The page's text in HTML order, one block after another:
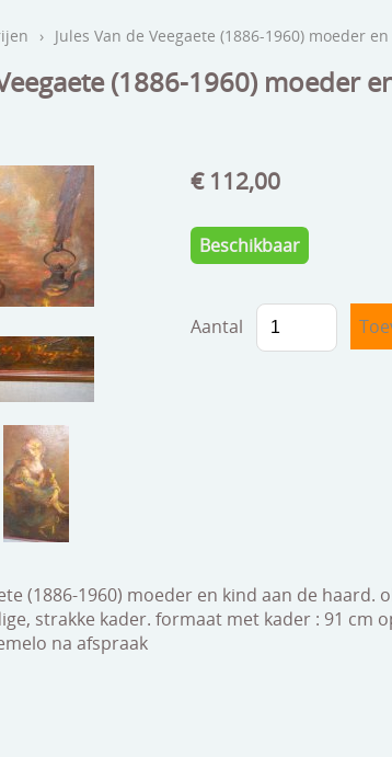
› Jules Van de Veegaete (1886-1960) moeder
(1886-1960) moeder
€ 112,00
Beschikbaar
Aantal
(1886-1960) moeder en kind aan de haard.
strakke kader. formaat met kader : 91 cm
na afspraak